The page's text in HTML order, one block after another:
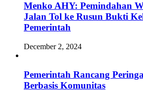
Menko AHY: Pemindahan
Jalan Tol ke Rusun Bukti
Pemerintah
December 2, 2024
Pemerintah Rancang
Berbasis Komunitas